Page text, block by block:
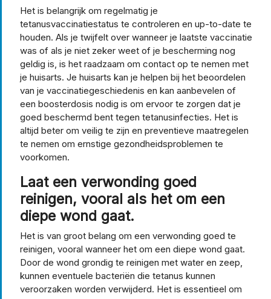
Het is belangrijk om regelmatig je
tetanusvaccinatiestatus te controleren en up-to-date te
houden. Als je twijfelt over wanneer je laatste vaccinatie
was of als je niet zeker weet of je bescherming nog
geldig is, is het raadzaam om contact op te nemen met
je huisarts. Je huisarts kan je helpen bij het beoordelen
van je vaccinatiegeschiedenis en kan aanbevelen of
een boosterdosis nodig is om ervoor te zorgen dat je
goed beschermd bent tegen tetanusinfecties. Het is
altijd beter om veilig te zijn en preventieve maatregelen
te nemen om ernstige gezondheidsproblemen te
voorkomen.
Laat een verwonding goed
reinigen, vooral als het om een
diepe wond gaat.
Het is van groot belang om een verwonding goed te
reinigen, vooral wanneer het om een diepe wond gaat.
Door de wond grondig te reinigen met water en zeep,
kunnen eventuele bacteriën die tetanus kunnen
veroorzaken worden verwijderd. Het is essentieel om